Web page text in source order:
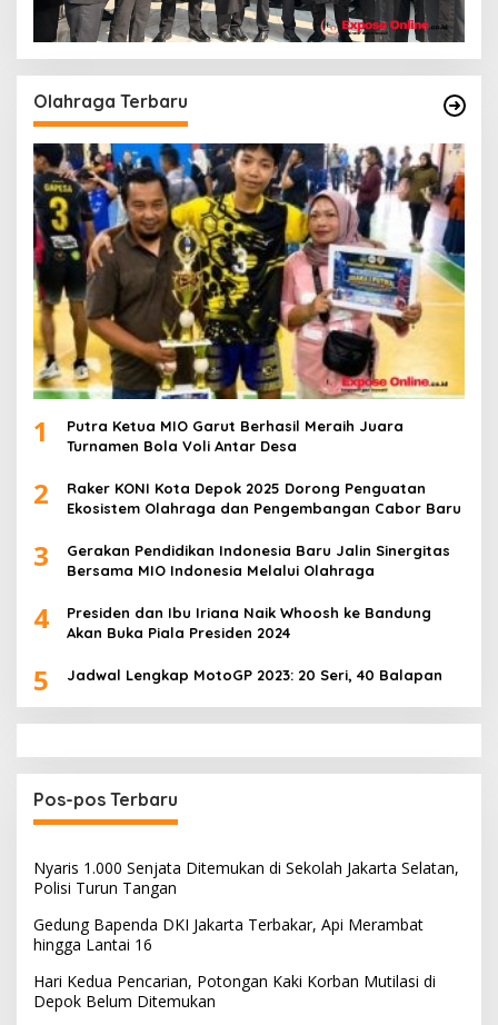
Olahraga Terbaru
1
Putra Ketua MIO Garut Berhasil Meraih Juara
Turnamen Bola Voli Antar Desa
2
Raker KONI Kota Depok 2025 Dorong Penguatan
Ekosistem Olahraga dan Pengembangan Cabor Baru
3
Gerakan Pendidikan Indonesia Baru Jalin Sinergitas
Bersama MIO Indonesia Melalui Olahraga
4
Presiden dan Ibu Iriana Naik Whoosh ke Bandung
Akan Buka Piala Presiden 2024
5 Jadwal Lengkap MotoGP 2023: 20 Seri, 40 Balapan
Pos-pos Terbaru
Nyaris 1.000 Senjata Ditemukan di Sekolah Jakarta Selatan,
Polisi Turun Tangan
Gedung Bapenda DKI Jakarta Terbakar, Api Merambat
hingga Lantai 16
Hari Kedua Pencarian, Potongan Kaki Korban Mutilasi di
Depok Belum Ditemukan